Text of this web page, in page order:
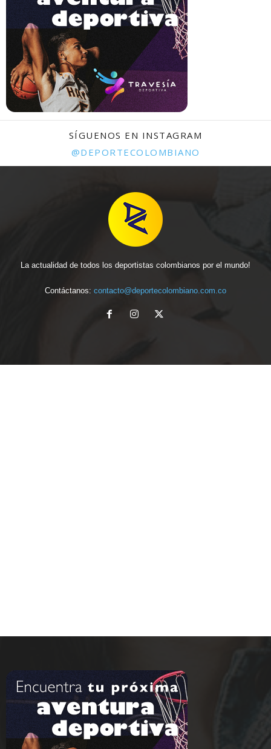
SÍGUENOS EN INSTAGRAM
@DEPORTECOLOMBIANO
La actualidad de todos los deportistas colombianos por el mundo!
Contáctanos: contacto@deportecolombiano.com.co